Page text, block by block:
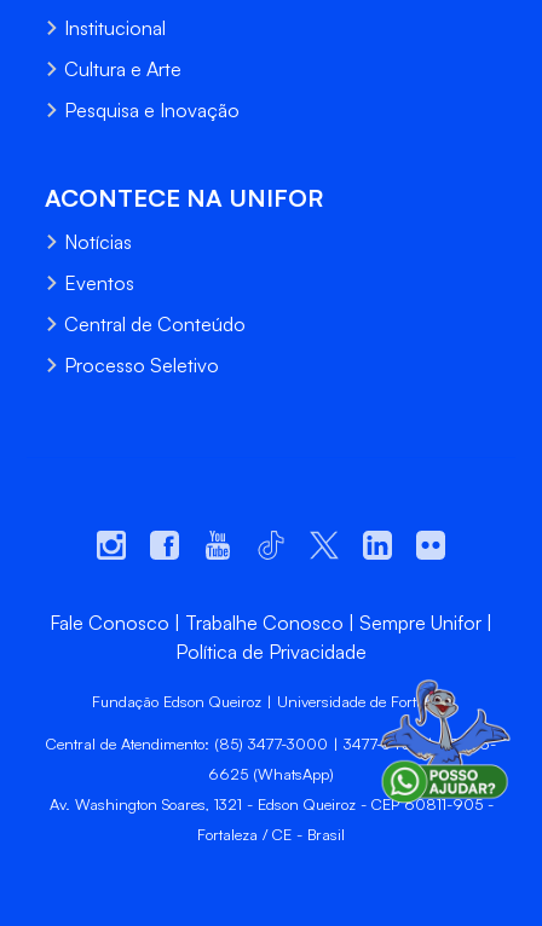
Institucional
Cultura e Arte
Pesquisa e Inovação
ACONTECE NA UNIFOR
Notícias
Eventos
Central de Conteúdo
Processo Seletivo
Fale Conosco Trabalhe Conosco
Sempre Unifor
Política de Privacidade
Fundação Edson Queiroz | Universidade de Fortaleza
Central de Atendimento: (85) 3477-3000 | 3477-3400 | 99246-
6625 (WhatsApp)
Av. Washington Soares, 1321 - Edson Queiroz - CEP 60811-905 -
Fortaleza / CE - Brasil